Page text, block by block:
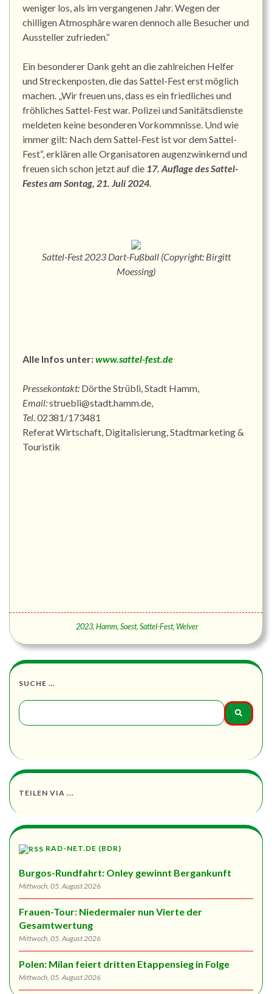
weniger los, als im vergangenen Jahr. Wegen der
chilligen Atmosphäre waren dennoch alle Besucher und
Aussteller zufrieden.“
Ein besonderer Dank geht an die zahlreichen Helfer
und Streckenposten, die das Sattel-Fest erst möglich
machen. „Wir freuen uns, dass es ein friedliches und
fröhliches Sattel-Fest war. Polizei und Sanitätsdienste
meldeten keine besonderen Vorkommnisse. Und wie
immer gilt: Nach dem Sattel-Fest ist vor dem Sattel-
Fest“, erklären alle Organisatoren augenzwinkernd und
freuen sich schon jetzt auf die 17. Auflage des Sattel-
Festes am Sontag, 21. Juli 2024.
Sattel-Fest 2023 Dart-Fußball (Copyright: Birgitt
Moessing)
Alle Infos unter:www.sattel-fest.de
Pressekontakt: Dörthe Strübli, Stadt Hamm,
Email:struebli@stadt.hamm.de,
Tel.02381/173481
Referat Wirtschaft, Digitalisierung, Stadtmarketing &
Touristik
2023,Hamm,Soest,Sattel-Fest,Welver
SUCHE …
TEILEN VIA ...
RAD-NET.DE (BDR)
Burgos-Rundfahrt: Onley gewinnt Bergankunft
Mittwoch, 05. August 2026
Frauen-Tour: Niedermaier nun Vierte der
Gesamtwertung
Mittwoch, 05. August 2026
Polen: Milan feiert dritten Etappensieg in Folge
Mittwoch, 05. August 2026